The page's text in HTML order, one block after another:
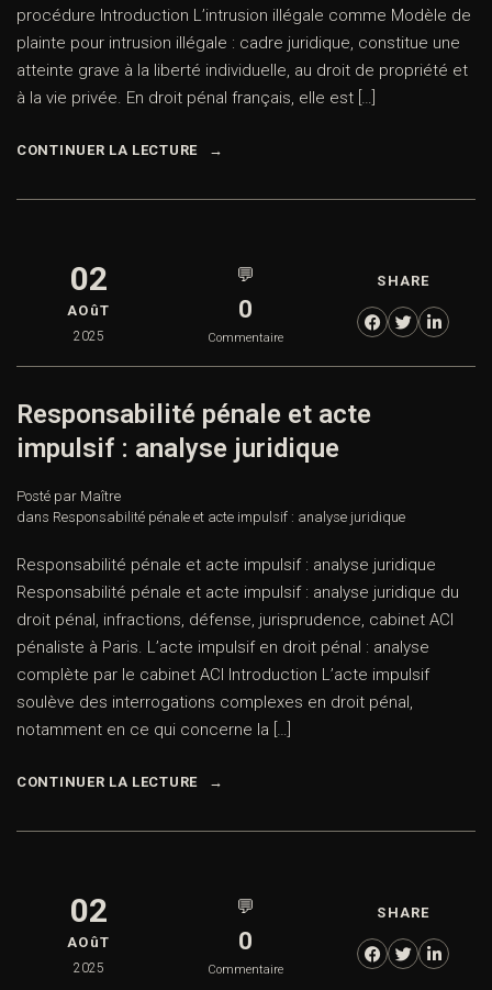
procédure Introduction L’intrusion illégale comme Modèle de
plainte pour intrusion illégale : cadre juridique, constitue une
atteinte grave à la liberté individuelle, au droit de propriété et
à la vie privée. En droit pénal français, elle est […]
CONTINUER LA LECTURE
02
AOûT
2025
💬
0
Commentaire
SHARE
Responsabilité pénale et acte
impulsif : analyse juridique
Posté par Maître
dans Responsabilité pénale et acte impulsif : analyse juridique
Responsabilité pénale et acte impulsif : analyse juridique
Responsabilité pénale et acte impulsif : analyse juridique du
droit pénal, infractions, défense, jurisprudence, cabinet ACI
pénaliste à Paris. L’acte impulsif en droit pénal : analyse
complète par le cabinet ACI Introduction L’acte impulsif
soulève des interrogations complexes en droit pénal,
notamment en ce qui concerne la […]
CONTINUER LA LECTURE
02
AOûT
2025
💬
0
Commentaire
SHARE